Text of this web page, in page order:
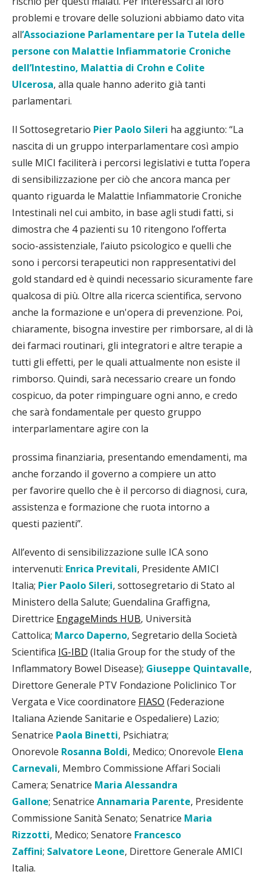
problemi e trovare delle soluzioni abbiamo dato vita
all’Associazione Parlamentare per la Tutela delle
persone con Malattie Infiammatorie Croniche
dell’Intestino, Malattia di Crohn e Colite
Ulcerosa, alla quale hanno aderito già tanti
parlamentari.
Il Sottosegretario Pier Paolo Sileri ha aggiunto: “La
nascita di un gruppo interparlamentare così ampio
sulle MICI faciliterà i percorsi legislativi e tutta l’opera
di sensibilizzazione per ciò che ancora manca per
quanto riguarda le Malattie Infiammatorie Croniche
Intestinali nel cui ambito, in base agli studi fatti, si
dimostra che 4 pazienti su 10 ritengono l’offerta
socio-assistenziale, l’aiuto psicologico e quelli che
sono i percorsi terapeutici non rappresentativi del
gold standard ed è quindi necessario sicuramente fare
qualcosa di più. Oltre alla ricerca scientifica, servono
anche la formazione e un'opera di prevenzione. Poi,
chiaramente, bisogna investire per rimborsare, al di là
dei farmaci routinari, gli integratori e altre terapie a
tutti gli effetti, per le quali attualmente non esiste il
rimborso. Quindi, sarà necessario creare un fondo
cospicuo, da poter rimpinguare ogni anno, e credo
che sarà fondamentale per questo gruppo
interparlamentare agire con la
prossima finanziaria, presentando emendamenti, ma
anche forzando il governo a compiere un atto
per favorire quello che è il percorso di diagnosi, cura,
assistenza e formazione che ruota intorno a
questi pazienti”.
All’evento di sensibilizzazione sulle ICA sono
intervenuti: Enrica Previtali, Presidente AMICI
Italia; Pier Paolo Sileri, sottosegretario di Stato al
Ministero della Salute; Guendalina Graffigna,
Direttrice EngageMinds HUB, Università
Cattolica; Marco Daperno, Segretario della Società
Scientifica IG-IBD (Italia Group for the study of the
Inflammatory Bowel Disease); Giuseppe Quintavalle,
Direttore Generale PTV Fondazione Policlinico Tor
Vergata e Vice coordinatore FIASO (Federazione
Italiana Aziende Sanitarie e Ospedaliere) Lazio;
Senatrice Paola Binetti, Psichiatra;
Onorevole Rosanna Boldi, Medico; Onorevole Elena
Carnevali, Membro Commissione Affari Sociali
Camera; Senatrice Maria Alessandra
Gallone; Senatrice Annamaria Parente, Presidente
Commissione Sanità Senato; Senatrice Maria
Rizzotti, Medico; Senatore Francesco
Zaffini; Salvatore Leone, Direttore Generale AMICI
Italia.